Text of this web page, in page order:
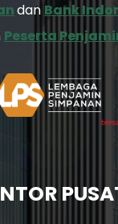
dan Bank
Peserta